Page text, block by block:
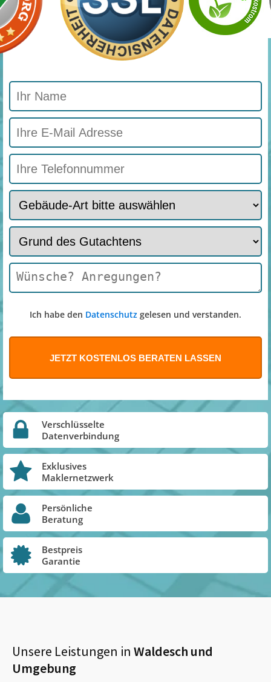
Ich habe den Datenschutz gelesen und verstanden.
Verschlüsselte
Datenverbindung
Exklusives
Maklernetzwerk
Persönliche
Beratung
Bestpreis
Garantie
Unsere Leistungen in Waldesch und
Umgebung